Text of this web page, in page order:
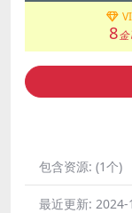
8
包含资源: (1个)
最近更新: 2024-